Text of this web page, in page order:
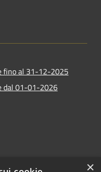
fino al 31-12-2025
dal 01-01-2026
×